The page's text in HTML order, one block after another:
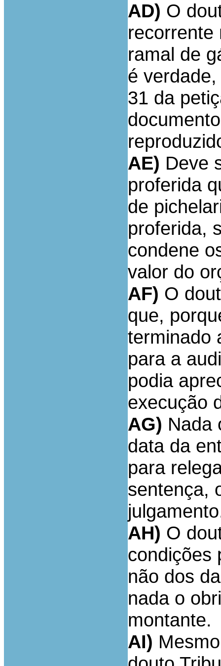
AD) O
recorrente
ramal de
é
31 da
AE) Deve
proferida
de
proferida,
condene
valor do
AF) O
que,
terminado
para a
podia
execução
AG) Nada
data da
para
sentença,
AH) O
condições
não dos
nada o
montante.
AI)